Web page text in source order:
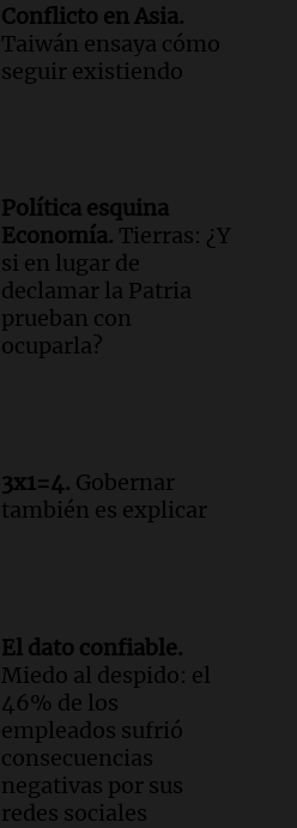
Conflicto en Asia.
Taiwán ensaya cómo
seguir existiendo
Política esquina
Economía. Tierras: ¿Y
si en lugar de
declamar la Patria
prueban con
ocuparla?
3x1=4. Gobernar
también es explicar
El dato confiable.
Miedo al despido: el
46% de los
empleados sufrió
consecuencias
negativas por sus
redes sociales